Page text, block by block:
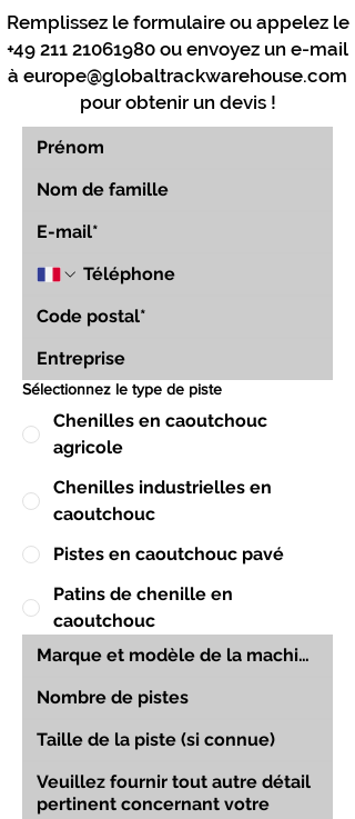
Remplissez le formulaire ou appelez le
+49 211 21061980 ou envoyez un e-mail
à europe@globaltrackwarehouse.com
pour obtenir un devis !
Sélectionnez le type de piste
Chenilles en caoutchouc
agricole
Chenilles industrielles en
caoutchouc
Pistes en caoutchouc pavé
Patins de chenille en
caoutchouc